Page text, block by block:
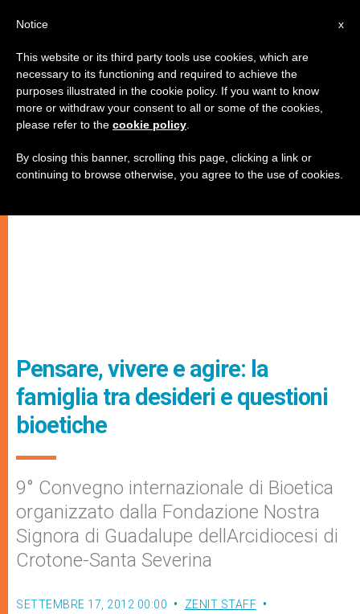
Pensare, vivere e agire: la
famiglia tra desideri e questioni
bioetiche
9° Convegno internazionale di Bioetica
organizzato dalla Fondazione Nostra
Signora di Guadalupe dellArcidiocesi di
Crotone-Santa Severina
SETTEMBRE 17, 2012 00:00
ZENIT STAFF
x
Notice
This website or its third party tools use cookies, which are
necessary to its functioning and required to achieve the
purposes illustrated in the cookie policy. If you want to know
more or withdraw your consent to all or some of the cookies,
please refer to the cookie policy
By closing this banner, scrolling this page, clicking a link or
continuing to browse otherwise, you agree to the use of cookies.